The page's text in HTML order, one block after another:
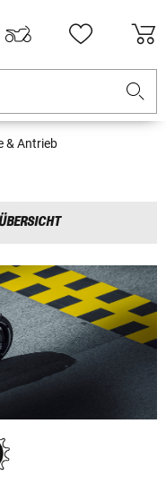
& Antrieb